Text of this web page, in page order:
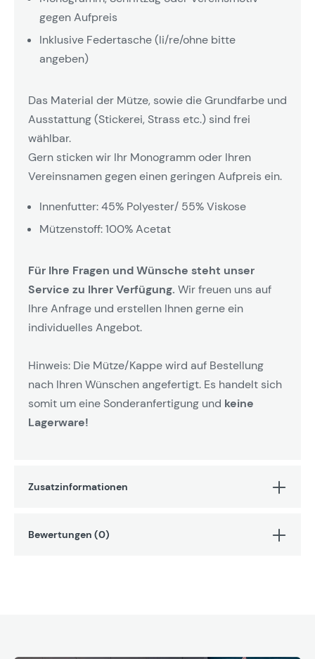
gegen Aufpreis
Inklusive Federtasche (li/re/ohne bitte
angeben)
Das Material der Mütze, sowie die Grundfarbe und
Ausstattung (Stickerei, Strass etc.) sind frei
wählbar.
Gern sticken wir Ihr Monogramm oder Ihren
Vereinsnamen gegen einen geringen Aufpreis ein.
Innenfutter: 45% Polyester/ 55% Viskose
Mützenstoff: 100% Acetat
Für Ihre Fragen und Wünsche steht unser
Service zu Ihrer Verfügung. Wir freuen uns auf
Ihre Anfrage und erstellen Ihnen gerne ein
individuelles Angebot.
Hinweis: Die Mütze/Kappe wird auf Bestellung
nach Ihren Wünschen angefertigt. Es handelt sich
somit um eine Sonderanfertigung und keine
Lagerware!
Zusatzinformationen
Bewertungen (0)